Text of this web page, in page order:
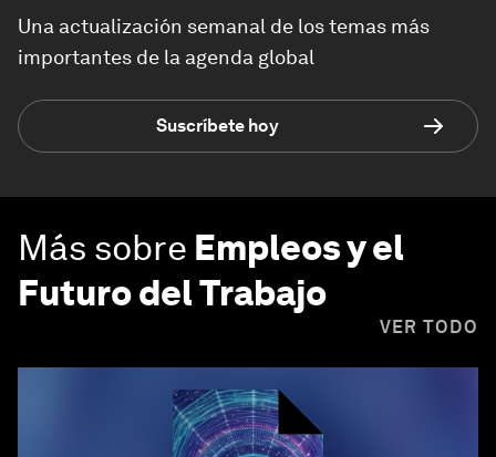
Una actualización semanal de los temas más
importantes de la agenda global
Suscríbete hoy
Más sobre Empleos y el
Futuro del Trabajo
VER TODO